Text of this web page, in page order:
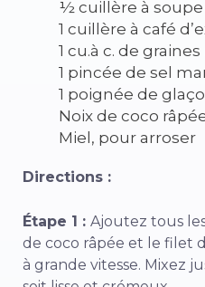
½ cuillère à soupe
1 cuillère à café
1 cu.à c. de
1 pincée de sel
1 poignée de
Noix de coco
Miel, pour arroser
Directions :
Étape 1 : Ajoutez tous
de coco râpée et le filet
à grande vitesse. Mixez